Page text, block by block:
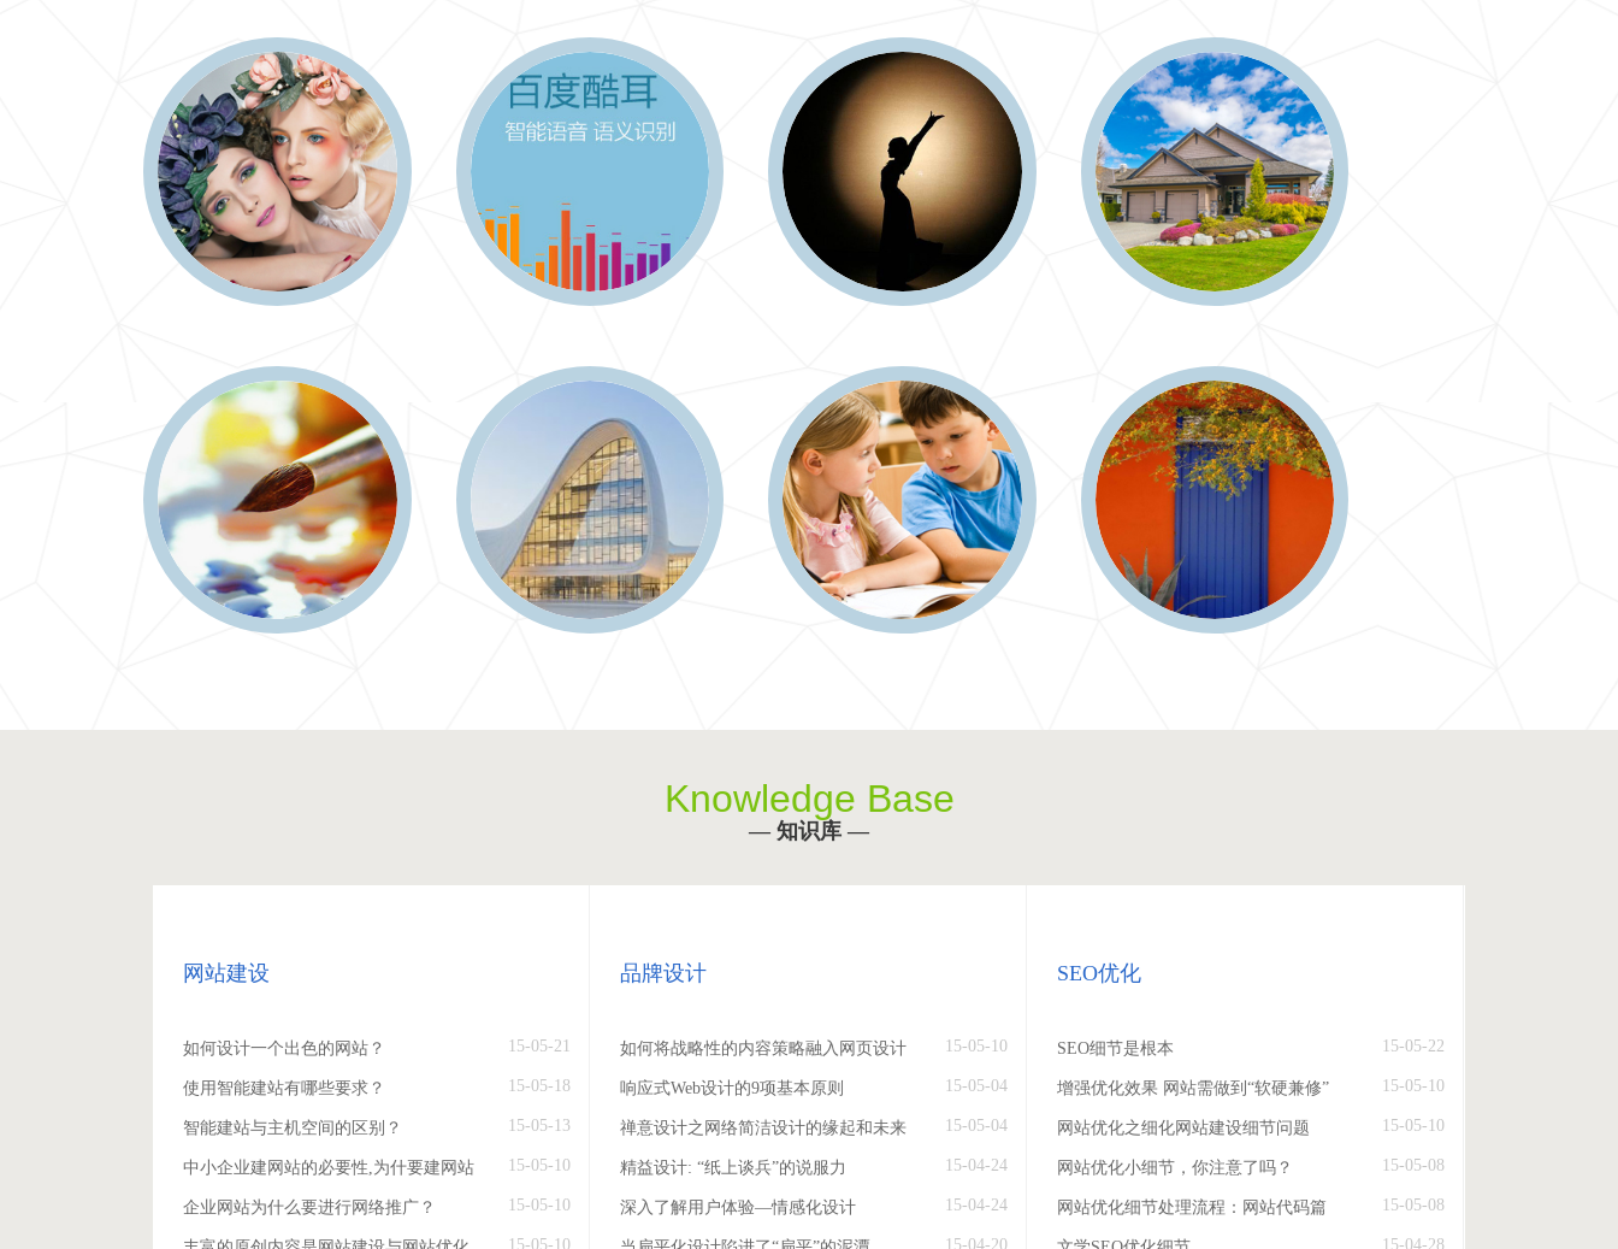
Knowledge Base
— 知识库 —
网站建设
如何设计一个出色的网站？ 15-05-21
使用智能建站有哪些要求？ 15-05-18
智能建站与主机空间的区别？ 15-05-13
中小企业建网站的必要性,为什要建网站 15-05-10
企业网站为什么要进行网络推广？ 15-05-10
15-05-10
品牌设计
如何将战略性的内容策略融入网页设计 15-05-10
响应式Web设计的9项基本原则 15-05-04
禅意设计之网络简洁设计的缘起和未来 15-05-04
精益设计: “纸上谈兵”的说服力 15-04-24
深入了解用户体验—情感化设计 15-04-24
15-04-20
SEO优化
SEO细节是根本 15-05-22
增强优化效果 网站需做到“软硬兼修” 15-05-10
网站优化之细化网站建设细节问题 15-05-10
网站优化小细节，你注意了吗？ 15-05-08
网站优化细节处理流程：网站代码篇 15-05-08
15-04-28